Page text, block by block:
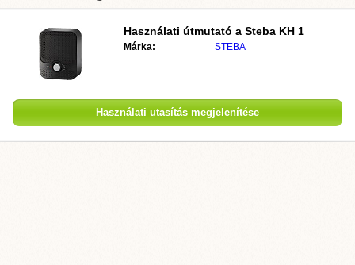
Használati útmutató a Steba KH 1
Márka: STEBA
Használati utasítás megjelenítése